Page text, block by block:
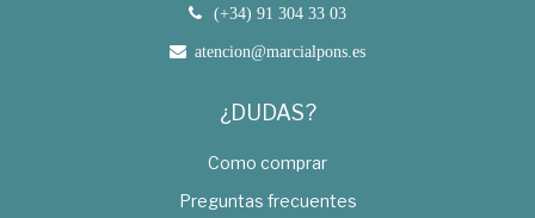
(+34) 91 304 33 03
atencion@marcialpons.es
¿DUDAS?
Como comprar
Preguntas frecuentes